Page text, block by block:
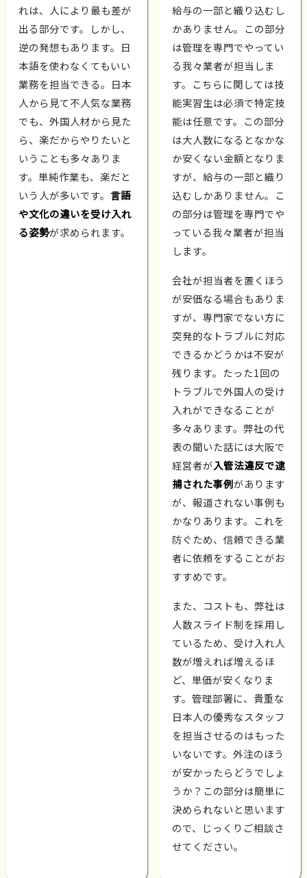
れは、人により最も差が
出る部分です。しかし、
逆の発想もあります。日
本語を使わなくてもいい
業務を担当できる。日本
人から見て不人気な業務
でも、外国人材から見た
ら、楽だからやりたいと
いうことも多々ありま
す。単純作業も、楽だと
いう人が多いです。 言語
や文化の違いを受け入れ
る姿勢が求められます。
給与の一部と織り込むし
かありません。この部分
は管理を専門でやってい
る我々業者が担当しま
す。こちらに関しては技
能実習生は必須で特定技
能は任意です。この部分
は大人数になるとなかな
か安くない金額となりま
すが、給与の一部と織り
込むしかありません。こ
の部分は管理を専門でや
っている我々業者が担当
します。
会社が担当者を置くほう
が安価なる場合もありま
すが、専門家でない方に
突発的なトラブルに対応
できるかどうかは不安が
残ります。たった1回の
トラブルで外国人の受け
入れができなることが
多々あります。弊社の代
表の聞いた話には大阪で
経営者が入管法違反で逮
捕された事例があります
が、報道されない事例も
かなりあります。これを
防ぐため、信頼できる業
者に依頼をすることがお
すすめです。
また、コストも、弊社は
人数スライド制を採用し
ているため、受け入れ人
数が増えれば増えるほ
ど、単価が安くなりま
す。管理部署に、貴重な
日本人の優秀なスタッフ
を担当させるのはもった
いないです。外注のほう
が安かったらどうでしょ
うか？この部分は簡単に
決められないと思います
ので、じっくりご相談さ
せてください。